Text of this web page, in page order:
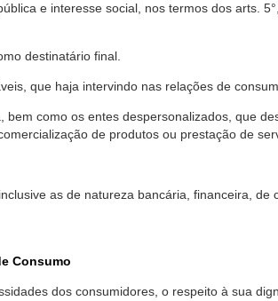
e interesse social, nos termos dos arts.
destinatário final.
que haja intervindo nas relações de
como os entes despersonalizados, que
de produtos ou prestação de
as de natureza bancária, financeira, de
Consumo
dos consumidores, o respeito à sua